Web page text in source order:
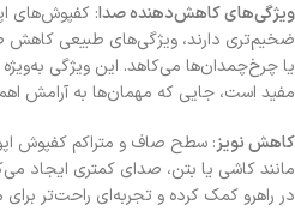
ویژگی‌های کاهش‌دهنده صدا: کفپوش‌های
ضخیم‌تری دارند، ویژگی‌های طبیعی کاهش
یا چرخ‌چمدان‌ها می‌کاهد. این ویژگی
مفید است، جایی که مهمان‌ها به آرامش
کاهش نویز: سطح صاف و متراکم کفپوش
مانند کاشی یا بتن، صدای کمتری ایجاد
در راهرو کمک کرده و تجربه‌ای راحت‌تر برای